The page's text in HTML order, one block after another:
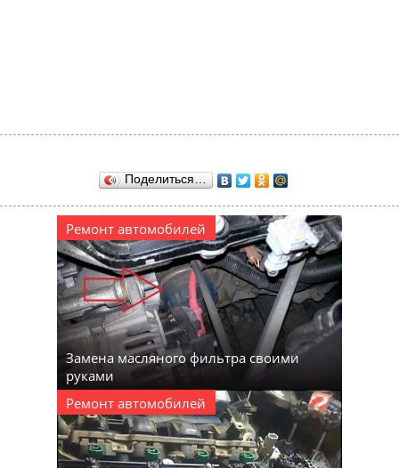
Поделиться…
Ремонт автомобилей
Замена масляного фильтра своими
руками
Ремонт автомобилей